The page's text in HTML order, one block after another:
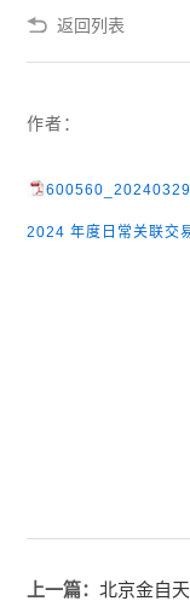
返回列表
作者：
2024 年度日常关联交
上一篇：北京金自天正